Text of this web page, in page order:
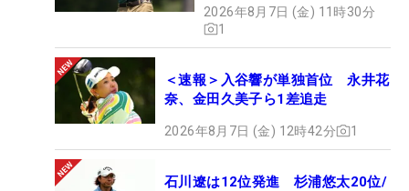
2026年8月7日 (金) 11時30分
1
＜速報＞入谷響が単独首位 永井花
奈、金田久美子ら1差追走
2026年8月7日 (金) 12時42分 1
石川遼は12位発進 杉浦悠太20位/